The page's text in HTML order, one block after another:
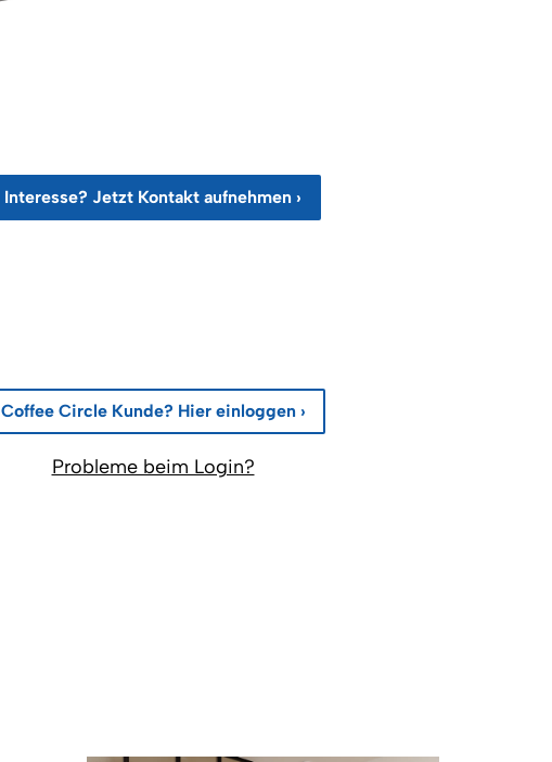
Interesse? Jetzt Kontakt aufnehmen ›
Coffee Circle Kunde? Hier einloggen ›
Probleme beim Login?